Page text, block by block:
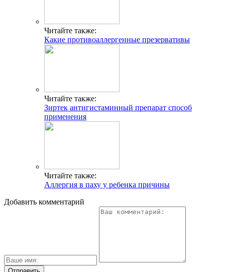
Читайте также:
Какие противоаллергенные презервативы
Читайте также:
Зиртек антигистаминный препарат способ
применения
Читайте также:
Аллергия в паху у ребенка причины
Добавить комментарий